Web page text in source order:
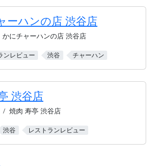
ーハンの店 渋谷店
かにチャーハンの店 渋谷店
ンレビュー 渋谷 チャーハン
渋谷店
焼肉 寿亭 渋谷店
渋谷 レストランレビュー